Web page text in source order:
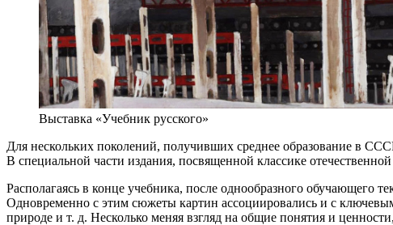
Выставка «Учебник русского»
Для нескольких поколений, получивших среднее образование в
В специальной части издания, посвященной классике
Располагаясь в конце учебника, после однообразного обучающего
Одновременно с этим сюжеты картин ассоциировались и с
природе и т. д. Несколько меняя взгляд на общие понятия и